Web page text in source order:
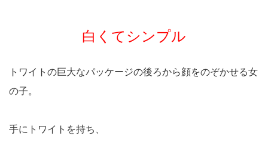
白くてシンプル
トワイトの巨大なパッケージの後ろから顔をのぞかせる女
の子。
手にトワイトを持ち、